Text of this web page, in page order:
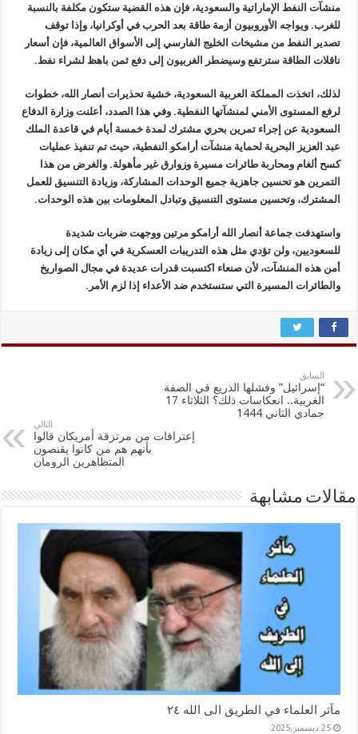
منشآت النفط الإماراتية والسعودية، فإن هذه القضية ستكون مكلفة بالنسبة
للغرب. ويواجه الأوروبيون أزمة طاقة بعد الحرب في أوكرانيا، وإذا توقف
تصدير النفط من مشيخات الخليج الفارسي إلى الأسواق العالمية، فإن أسعار
ناقلات الطاقة سترتفع وسيضطر الغربيون إلى دفع ثمن باهظ لشراء نفط.
لذلك، اتخذت المملكة العربية السعودية، خشية تحذيرات أنصار الله، خطوات
لرفع المستوى الأمني ​​لمنشآتها النفطية. وفي هذا الصدد، أعلنت وزارة الدفاع
السعودية عن إجراء تمرين بحري مشترك لمدة خمسة أيام في قاعدة الملك
عبد العزيز البحرية لحماية منشآت أرامكو النفطية، حيث تم تنفيذ عمليات
كسح ألغام ومحاربة طائرات مسيرة وزوارق غير مأهولة. والغرض من هذا
التمرين هو تحسين جاهزية جميع الوحدات المشاركة، وزيادة التنسيق للعمل
المشترك، وتحسين مستوى التنسيق وتبادل المعلومات بين هذه الوحدات.
واستهدفت جماعة أنصار الله أرامكو مرتين ووجهت ضربات شديدة
للسعوديين، ولن تؤدي مثل هذه التدريبات العسكرية في أي مكان إلى زيادة
أمن هذه المنشآت، لأن صنعاء اكتسبت قدرات عديدة في مجال الصواريخ
والطائرات المسيرة التي ستستخدم ضد الأعداء إذا لزم الأمر.
السابق
“إسرائيل” وفشلها الذريع في الضفة
الغربية.. انعكاسات ذلك؟ الثلاثاء 17
جمادي الثاني 1444
التالي
إعترافات من مرتزقة أمريكان قالوا
بأنهم هم من كانوا يقنصون
المتظاهرين الرومان
مقالات مشابهة
مآثر العلماء في الطريق الى الله ٢٤
25 ديسمبر,2025